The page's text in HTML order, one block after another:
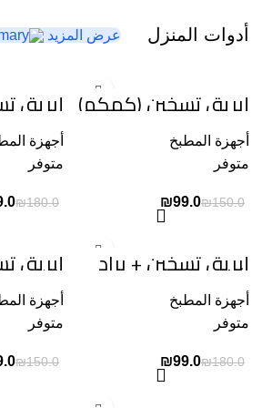
أدوات المنزل عرض المزيد
إبريق تسخين (كمكم)
Berlinger Haus
أجهزة المطبخ
متوفر
₪150.0
₪99.0
إبريق
Haus
أجهزة
متوفر
₪180.0
إبريق تسخين + براد
شاي
أجهزة المطبخ
متوفر
₪180.0
₪99.0
إبريق
أجهزة
متوفر
₪150.0